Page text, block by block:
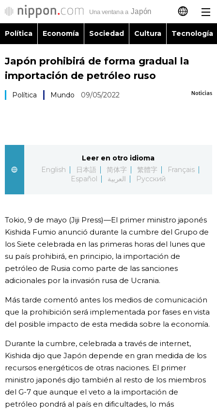
日本語
English
العربية
Русский
Política
Sociedad
Cultura
Vida
Guía de Japón
Vídeos e imágenes
En profundidad
Más
Noticias
Datos de Japón
official SNS
Política Economía Sociedad Cultura Tecnología
Japón prohibirá de forma gradual la
importación de petróleo ruso
Noticias
Política Mundo 09/05/2022
Leer en otro idioma
English
日本語 简体字 繁體字
Français
Español
العربية Русский
Tokio, 9 de mayo (Jiji Press)—El primer ministro japonés
Kishida Fumio anunció durante la cumbre del Grupo de
los Siete celebrada en las primeras horas del lunes que
su país prohibirá, en principio, la importación de
petróleo de Rusia como parte de las sanciones
adicionales por la invasión rusa de Ucrania.
Más tarde comentó antes los medios de comunicación
que la prohibición será implementada por fases en vista
del posible impacto de esta medida sobre la economía.
Durante la cumbre, celebrada a través de internet,
Kishida dijo que Japón depende en gran medida de los
recursos energéticos de otras naciones. El primer
ministro japonés dijo también al resto de los miembros
del G-7 que aunque el veto a la importación de
petróleo pondrá al país en dificultades, lo más